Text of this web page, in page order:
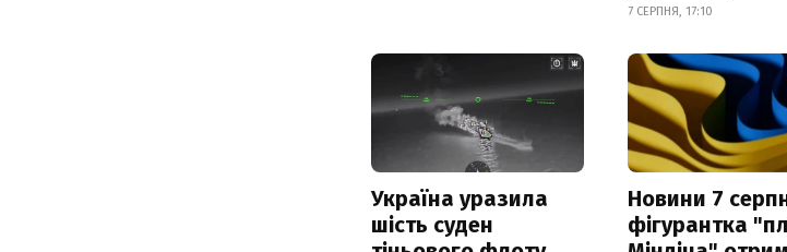
7 СЕРПНЯ, 17:10
Україна уразила
шість суден
Новини 7
фігурантка